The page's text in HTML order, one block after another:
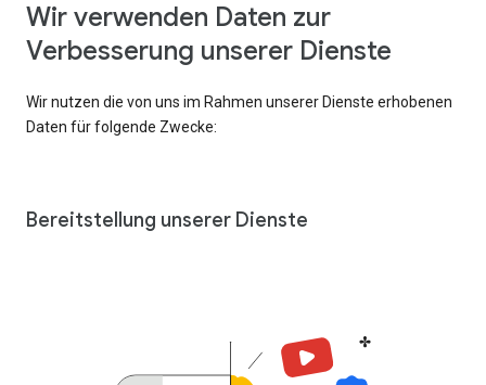
Wir verwenden Daten zur
Verbesserung unserer Dienste
Wir nutzen die von uns im Rahmen unserer Dienste erhobenen
Daten für folgende Zwecke:
Bereitstellung unserer Dienste